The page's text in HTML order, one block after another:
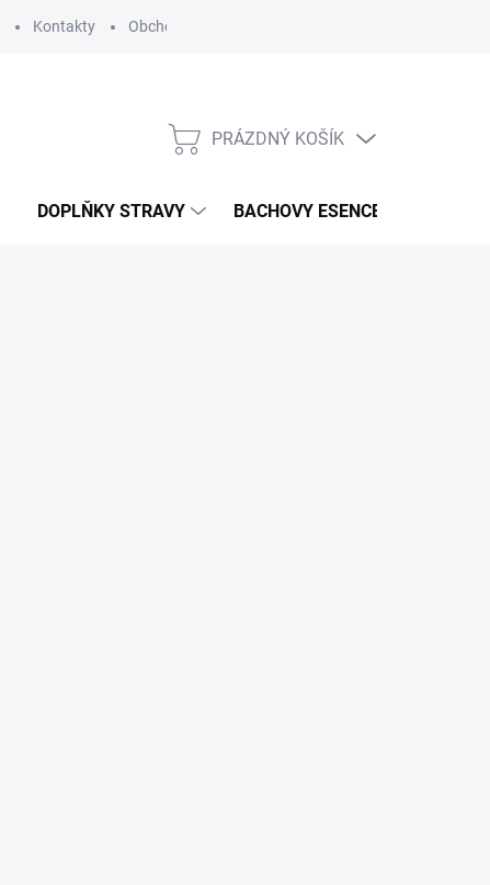
Kontakty Obchodní podmínky
NÁKUPNÍ
PRÁZDNÝ KOŠÍK
DOPLŇKY STRAVY BACHOVY ESENCE